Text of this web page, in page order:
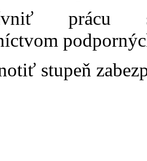
prácu
stupeň